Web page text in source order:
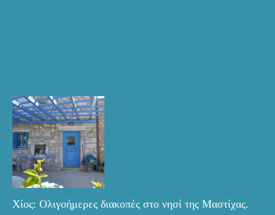
Χίος: Ολιγοήμερες διακοπές στο νησί της Μαστίχας.